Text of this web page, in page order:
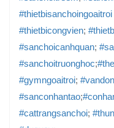
#thietbisanchoingoaitroi
#thietbicongvien;
#sanchoicanhquan;
#sanchoitruonghoc;
#gymngoaitroi;
#sanconhantao;
#cattrangsanchoi;